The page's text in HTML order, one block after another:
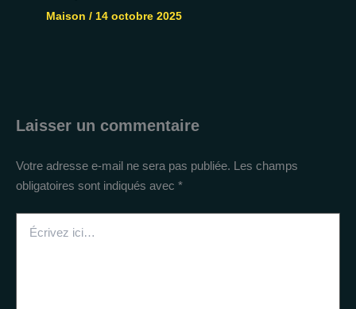
Maison / 14 octobre 2025
Laisser un commentaire
Votre adresse e-mail ne sera pas publiée. Les champs
obligatoires sont indiqués avec *
ici…